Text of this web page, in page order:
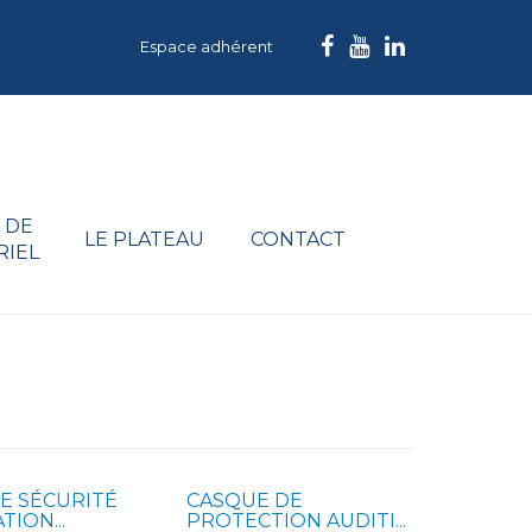
Espace adhérent
DE
LE PLATEAU CONTACT
SÉCURITÉ
CASQUE DE
PROTECTION AUDITI...